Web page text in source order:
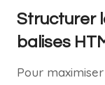
Structurer
balises
Pour maximiser